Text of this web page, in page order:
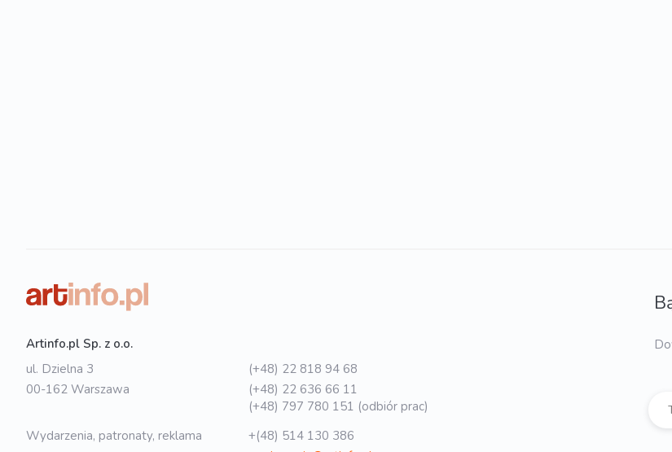
Artinfo.pl Sp. z o.o.
ul. Dzielna 3
00-162 Warszawa
(+48) 22 818 94 68
(+48) 22 636 66 11
(+48) 797 780 151 (odbiór prac)
Wydarzenia, patronaty, reklama
+(48) 514 130 386